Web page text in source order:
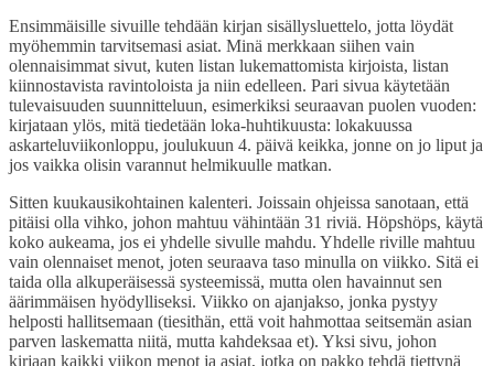
Ensimmäisille sivuille tehdään kirjan sisällysluettelo, jotta löydät
myöhemmin tarvitsemasi asiat. Minä merkkaan siihen vain
olennaisimmat sivut, kuten listan lukemattomista kirjoista, listan
kiinnostavista ravintoloista ja niin edelleen. Pari sivua käytetään
tulevaisuuden suunnitteluun, esimerkiksi seuraavan puolen vuoden:
kirjataan ylös, mitä tiedetään loka-huhtikuusta: lokakuussa
askarteluviikonloppu, joulukuun 4. päivä keikka, jonne on jo liput ja
jos vaikka olisin varannut helmikuulle matkan.
Sitten kuukausikohtainen kalenteri. Joissain ohjeissa sanotaan, että
pitäisi olla vihko, johon mahtuu vähintään 31 riviä. Höpshöps, käytä
koko aukeama, jos ei yhdelle sivulle mahdu. Yhdelle riville mahtuu
vain olennaiset menot, joten seuraava taso minulla on viikko. Sitä ei
taida olla alkuperäisessä systeemissä, mutta olen havainnut sen
äärimmäisen hyödylliseksi. Viikko on ajanjakso, jonka pystyy
helposti hallitsemaan (tiesithän, että voit hahmottaa seitsemän asian
parven laskematta niitä, mutta kahdeksaa et). Yksi sivu, johon
kirjaan kaikki viikon menot ja asiat, jotka on pakko tehdä tiettynä